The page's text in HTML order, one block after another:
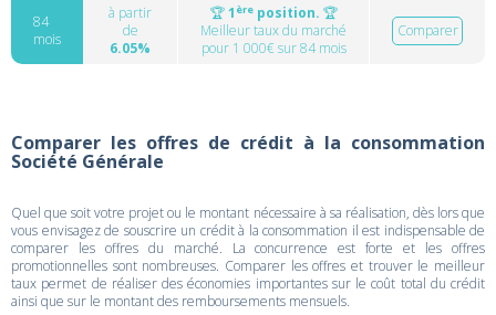
84
mois
à partir
de
6.05%
🏆1 èreposition. 🏆
Meilleur taux du marché
pour 1 000€ sur 84 mois
Comparer
Comparer les offres de crédit à la consommation
Société Générale
Quel que soit votre projet ou le montant nécessaire à sa réalisation, dès lors que
vous envisagez de souscrire un crédit à la consommation il est indispensable de
comparer les offres du marché. La concurrence est forte et les offres
promotionnelles sont nombreuses. Comparer les offres et trouver le meilleur
taux permet de réaliser des économies importantes sur le coût total du crédit
ainsi que sur le montant des remboursements mensuels.